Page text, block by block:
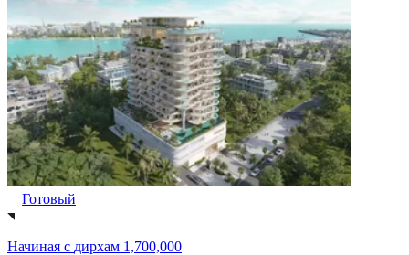
Готовый
Начиная с дирхам 1,700,000